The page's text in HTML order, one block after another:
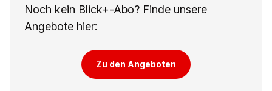
Noch kein Blick+-Abo? Finde unsere
Angebote hier:
Zu den Angeboten